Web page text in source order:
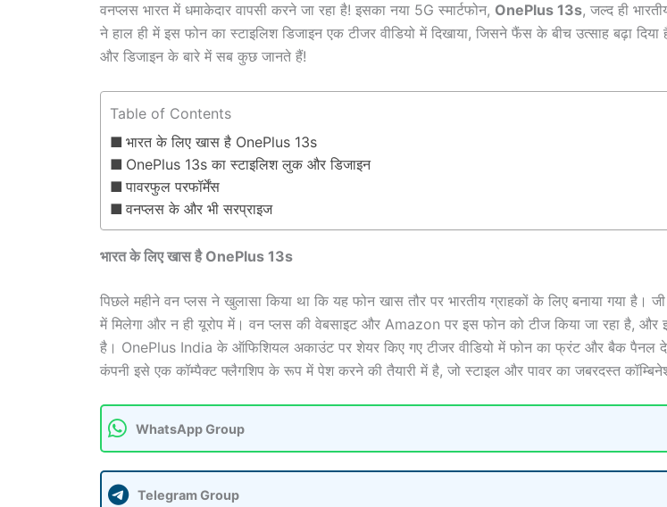
वनप्लस भारत में धमाकेदार वापसी करने जा रहा है! इसका नया 5G स्मार्टफोन, OnePlus 13s, जल्द ही
ने हाल ही में इस फोन का स्टाइलिश डिजाइन एक टीजर वीडियो में दिखाया, जिसने फैंस के बीच उत्साह बढ़ा
और डिजाइन के बारे में सब कुछ जानते हैं!
Table of Contents
भारत के लिए खास है OnePlus 13s
OnePlus 13s का स्टाइलिश लुक और डिजाइन
पावरफुल परफॉर्मेंस
वनप्लस के और भी सरप्राइज
भारत के लिए खास है OnePlus 13s
पिछले महीने वन प्लस ने खुलासा किया था कि यह फोन खास तौर पर भारतीय ग्राहकों के लिए बनाया गया है। जी
में मिलेगा और न ही यूरोप में। वन प्लस की वेबसाइट और Amazon पर इस फोन को टीज किया जा रहा है,
है। OnePlus India के ऑफिशियल अकाउंट पर शेयर किए गए टीजर वीडियो में फोन का फ्रंट और बैक
कंपनी इसे एक कॉम्पैक्ट फ्लैगशिप के रूप में पेश करने की तैयारी में है, जो स्टाइल और पावर का जबरदस्त
WhatsApp Group
Telegram Group